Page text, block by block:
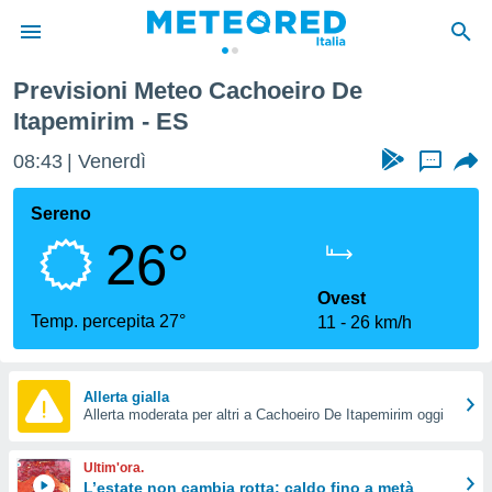
di
per
di
Web
le
Previsioni Meteo Cachoeiro De
Itapemirim - ES
08:43 Venerdì ...
Sereno
26°
Temp. percepita 27°
Ovest
11
26 km/h
Allerta gialla
Allerta moderata per altri a Cachoeiro De Itapemirim oggi
Ultim'ora.
L’estate non cambia rotta: caldo fino a metà